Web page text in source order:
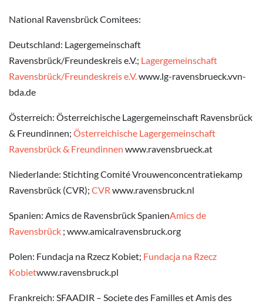
National Ravensbrück Comitees:
Deutschland: Lagergemeinschaft
Ravensbrück/Freundeskreis e.V.; Lagergemeinschaft
Ravensbrück/Freundeskreis e.V.www.lg-ravensbrueck.vvn-
bda.de
Österreich: Österreichische Lagergemeinschaft Ravensbrück
& Freundinnen; Österreichische Lagergemeinschaft
Ravensbrück & Freundinnen www.ravensbrueck.at
Niederlande: Stichting Comité Vrouwenconcentratiekamp
Ravensbrück (CVR); CVR www.ravensbruck.nl
Spanien: Amics de Ravensbrück SpanienAmics de
Ravensbrück ; www.amicalravensbruck.org
Polen: Fundacja na Rzecz Kobiet; Fundacja na Rzecz
Kobietwww.ravensbruck.pl
Frankreich: SFAADIR – Societe des Familles et Amis des